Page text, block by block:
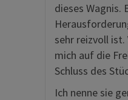
dieses Wagnis.
sehr reizvoll
mich auf die
Schluss des
Ich nenne sie